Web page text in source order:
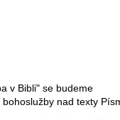
v Bibli" se budeme
nad texty